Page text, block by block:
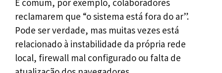
É comum, por exemplo, colaboradores
reclamarem que “o sistema está fora do ar”.
Pode ser verdade, mas muitas vezes está
relacionado à instabilidade da própria rede
local, firewall mal configurado ou falta de